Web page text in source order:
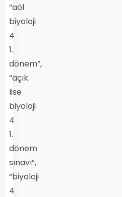
“aöl
biyoloji
4
1.
dönem”,
“açık
lise
biyoloji
4
1.
dönem
sınavı”,
“biyoloji
4